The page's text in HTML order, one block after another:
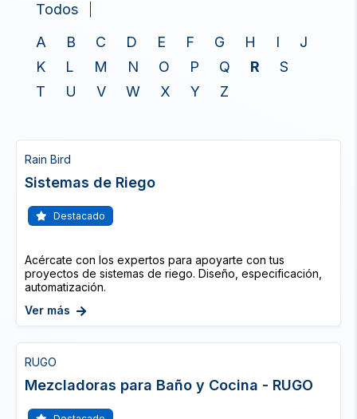
Todos
A
B C D E F G H I
J
K
L M N O P Q R
S
T
U V W X Y Z
Rain Bird
Sistemas de Riego
Destacado
Acércate con los expertos para apoyarte con tus
proyectos de sistemas de riego. Diseño, especificación,
automatización.
Ver más
RUGO
Mezcladoras para Baño y Cocina - RUGO